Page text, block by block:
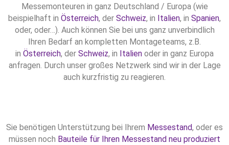
Messemonteuren in ganz Deutschland / Europa (wie
beispielhaft in Österreich, der Schweiz, in Italien, in Spanien,
oder, oder…). Auch können Sie bei uns ganz unverbindlich
Ihren Bedarf an kompletten Montageteams, z.B.
in Österreich, der Schweiz, in Italien oder in ganz Europa
anfragen. Durch unser großes Netzwerk sind wir in der Lage
auch kurzfristig zu reagieren.
Sie benötigen Unterstützung bei Ihrem Messestand, oder es
müssen noch Bauteile für Ihren Messestand neu produziert